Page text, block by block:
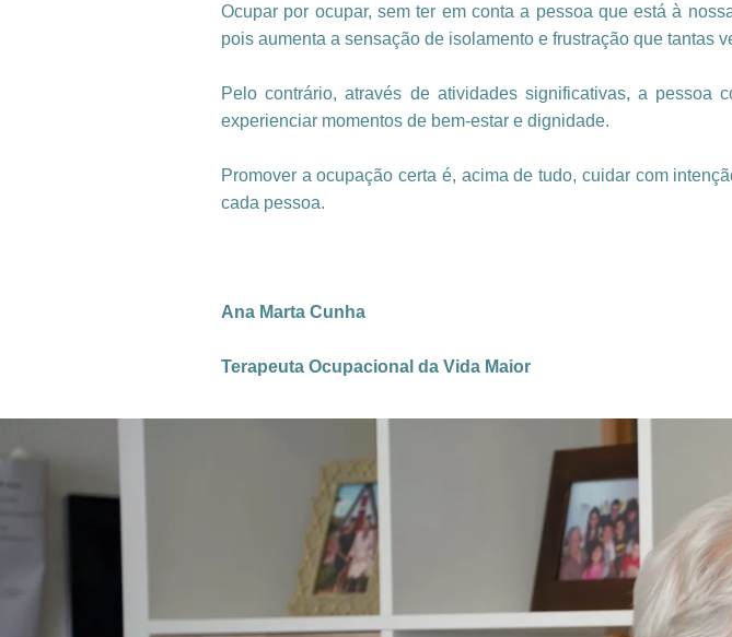
Ocupar por ocupar, sem ter em conta a pessoa que está à
pois aumenta a sensação de isolamento e frustração que tantas
Pelo contrário, através de atividades significativas, a pessoa
experienciar momentos de bem-estar e dignidade.
Promover a ocupação certa é, acima de tudo, cuidar com
cada pessoa.
Ana Marta Cunha
Terapeuta Ocupacional da Vida Maior